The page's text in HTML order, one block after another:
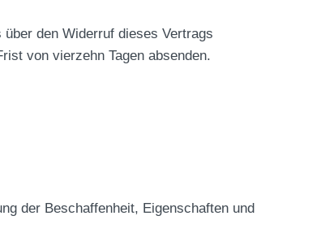
den Widerruf dieses Vertrags
von vierzehn Tagen absenden.
der Beschaffenheit, Eigenschaften und